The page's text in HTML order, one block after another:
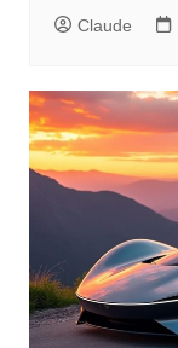
Claude